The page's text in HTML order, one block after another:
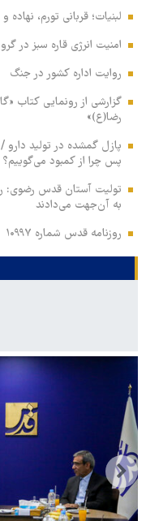
لبنیات؛ قربانی تورم، نهاده و
امنیت انرژی قاره سبز در
روایت اداره کشور در جنگ
گزارشی از رونمایی کتاب
رضا(ع)»
پس چرا از کمبود می‌گوییم؟
تولیت آستان قدس رضوی:
به آن‌جهت می‌دادند
روزنامه قدس شماره ۱۰۹۹۷